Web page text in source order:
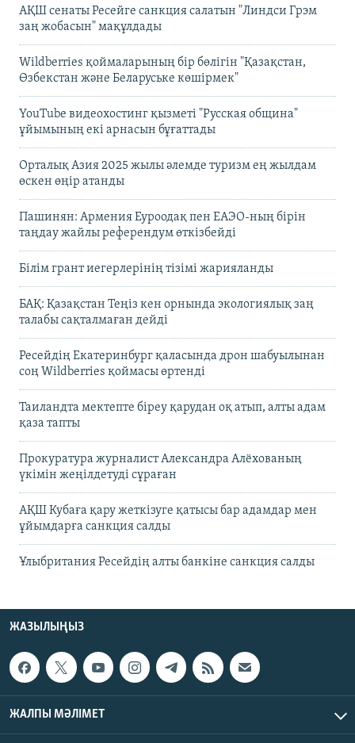
АҚШ сенаты Ресейге санкция салатын "Линдси Грэм
заң жобасын" мақұлдады
Wildberries қоймаларының бір бөлігін "Қазақстан,
Өзбекстан және Беларуське көшірмек"
YouTube видеохостинг қызметі "Русская община"
ұйымының екі арнасын бұғаттады
Орталық Азия 2025 жылы әлемде туризм ең жылдам
өскен өңір атанды
Пашинян: Армения Еуроодақ пен ЕАЭО-ның бірін
таңдау жайлы референдум өткізбейді
Білім грант иегерлерінің тізімі жарияланды
БАҚ: Қазақстан Теңіз кен орнында экологиялық заң
талабы сақталмаған дейді
Ресейдің Екатеринбург қаласында дрон шабуылынан
соң Wildberries қоймасы өртенді
Таиландта мектепте біреу қарудан оқ атып, алты адам
қаза тапты
Прокуратура журналист Александра Алёхованың
үкімін жеңілдетуді сұраған
АҚШ Кубаға қару жеткізуге қатысы бар адамдар мен
ұйымдарға санкция салды
Ұлыбритания Ресейдің алты банкіне санкция салды
ЖАЗЫЛЫҢЫЗ
ЖАЛПЫ МӘЛІМЕТ